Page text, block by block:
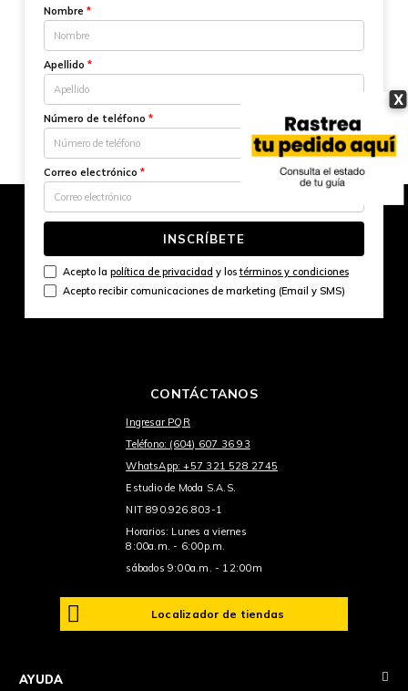
X
Nombre *
Apellido *
Número de teléfono *
Correo electrónico *
INSCRÍBETE
Acepto la política de privacidad y lostérminos y condiciones
Acepto recibir comunicaciones de marketing (Email y SMS)
CONTÁCTANOS
Ingresar PQR
Teléfono: (604) 607 36 93
WhatsApp: +57 321 528 2745
Estudio de Moda S.A.S.
NIT 890.926.803-1
Horarios: Lunes a viernes
8:00a.m. - 6:00p.m.
sábados 9:00a.m. - 12:00m
Localizador de tiendas
AYUDA +